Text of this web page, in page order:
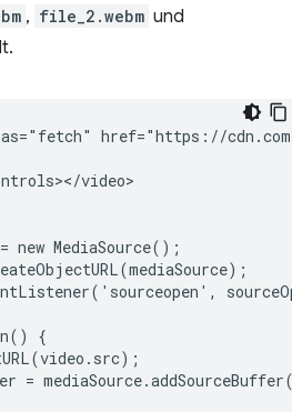
, file_2.webm und
href="https://
video>
new MediaSource();
{
=